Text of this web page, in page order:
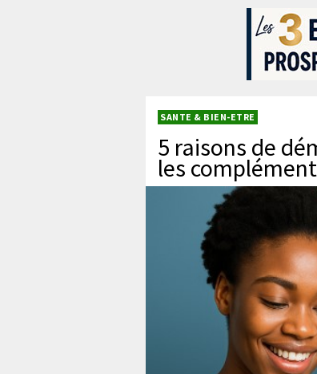
SANTE & BIEN-ETRE
5 raisons de
les